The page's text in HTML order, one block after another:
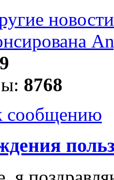
8768
сообщению